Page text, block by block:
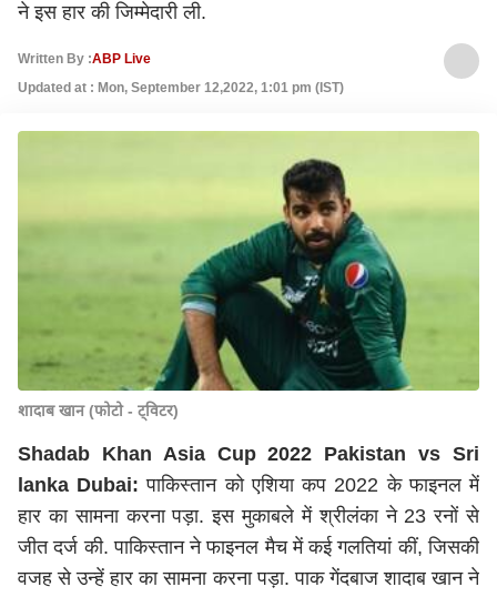
ने इस हार की जिम्मेदारी ली.
Written By :ABP Live
Updated at : Mon, September 12,2022, 1:01 pm (IST)
शादाब खान (फोटो - ट्विटर)
Shadab Khan Asia Cup 2022 Pakistan vs Sri
lanka Dubai:पाकिस्तान को एशिया कप 2022 के फाइनल में
हार का सामना करना पड़ा. इस मुकाबले में श्रीलंका ने 23 रनों से
जीत दर्ज की. पाकिस्तान ने फाइनल मैच में कई गलतियां कीं, जिसकी
वजह से उन्हें हार का सामना करना पड़ा. पाक गेंदबाज शादाब खान ने